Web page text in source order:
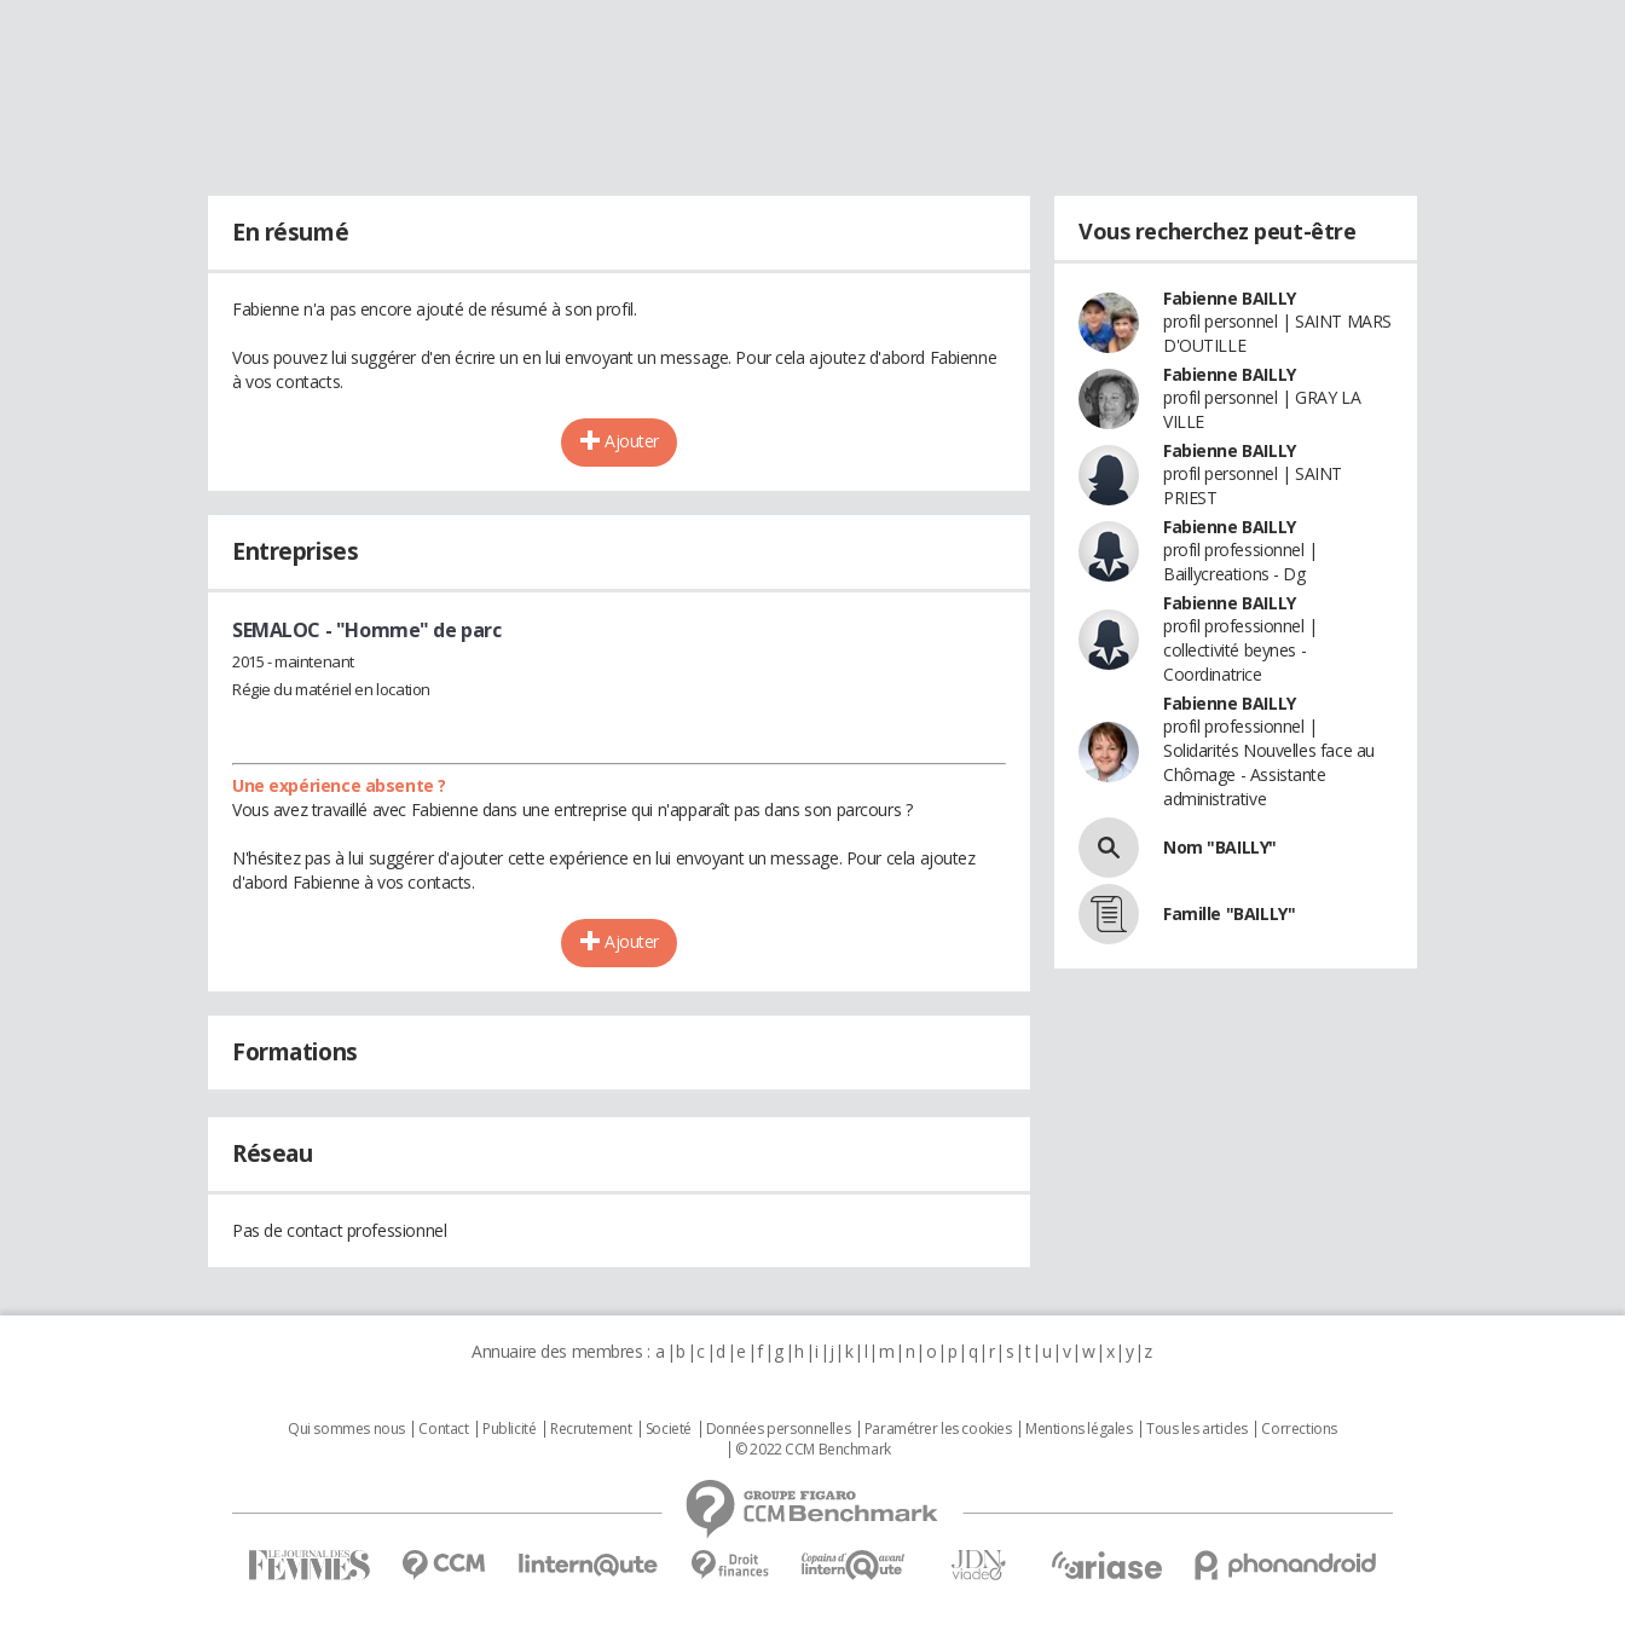
En résumé
Fabienne n'a pas encore ajouté de résumé à son profil.
Vous pouvez lui suggérer d'en écrire un en lui envoyant un message. Pour cela ajoutez d'abord Fabienne
à vos contacts.
Ajouter
Entreprises
SEMALOC - "Homme" de parc
2015 - maintenant
Régie du matériel en location
Une expérience absente ?
Vous avez travaillé avec Fabienne dans une entreprise qui n'apparaît pas dans son parcours ?
N'hésitez pas à lui suggérer d'ajouter cette expérience en lui envoyant un message. Pour cela ajoutez
d'abord Fabienne à vos contacts.
Ajouter
Formations
Réseau
Pas de contact professionnel
Vous recherchez peut-être
Fabienne BAILLY
profil personnel | SAINT MARS
D'OUTILLE
Fabienne BAILLY
profil personnel | GRAY LA
VILLE
Fabienne BAILLY
profil personnel | SAINT
PRIEST
Fabienne BAILLY
profil professionnel |
Baillycreations - Dg
Fabienne BAILLY
profil professionnel |
collectivité beynes -
Coordinatrice
Fabienne BAILLY
profil professionnel |
Solidarités Nouvelles face au
Chômage - Assistante
administrative
Nom "BAILLY"
Famille "BAILLY"
Annuaire des membres : a b c d e f g h i j k l m n o p q r s t u v w x y z
Qui sommes nous Contact Publicité Recrutement Societé Données personnelles Paramétrer les cookies Mentions légales Tous les articles
Corrections
© 2022 CCM Benchmark